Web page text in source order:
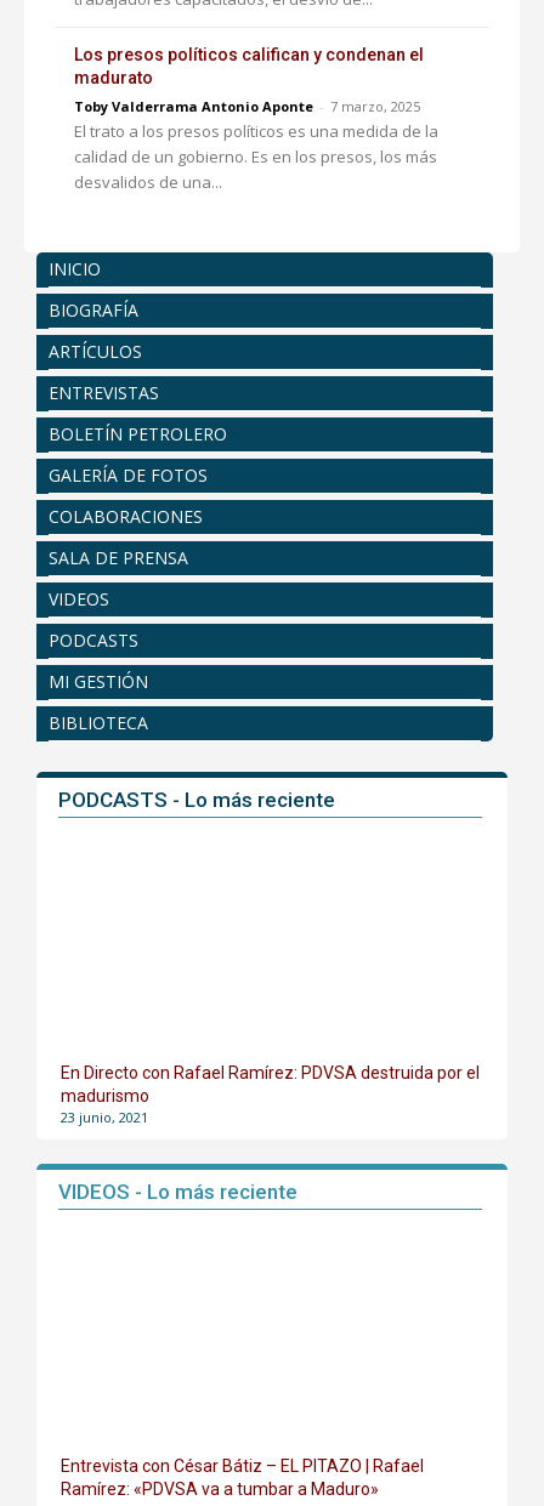
Los presos políticos califican y condenan el
madurato
Toby Valderrama Antonio Aponte - 7 marzo, 2025
El trato a los presos políticos es una medida de la
calidad de un gobierno. Es en los presos, los más
desvalidos de una...
INICIO
BIOGRAFÍA
ARTÍCULOS
ENTREVISTAS
BOLETÍN PETROLERO
GALERÍA DE FOTOS
COLABORACIONES
SALA DE PRENSA
VIDEOS
PODCASTS
MI GESTIÓN
BIBLIOTECA
PODCASTS - Lo más reciente
En Directo con Rafael Ramírez: PDVSA destruida por el
madurismo
23 junio, 2021
VIDEOS - Lo más reciente
Entrevista con César Bátiz – EL PITAZO | Rafael
Ramírez: «PDVSA va a tumbar a Maduro»